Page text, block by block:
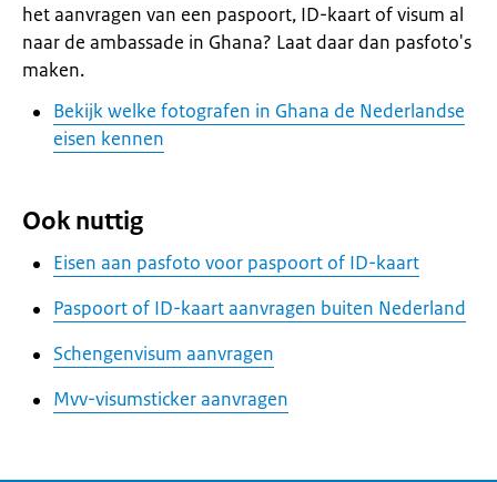
het aanvragen van een paspoort, ID-kaart of visum al
naar de ambassade in Ghana? Laat daar dan pasfoto's
maken.
Bekijk welke fotografen in Ghana de Nederlandse
eisen kennen
Ook nuttig
Eisen aan pasfoto voor paspoort of ID-kaart
Paspoort of ID-kaart aanvragen buiten Nederland
Schengenvisum aanvragen
Mvv-visumsticker aanvragen